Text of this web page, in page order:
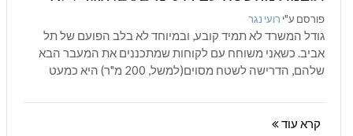
תמיד קובע
פורסם ע"י רועי נגר
גודל המשרד לא תמיד קובע, ובמיוחד לא בלב הפועם של תל
אביב. כשאני משוחח עם לקוחות שמתכננים את המעבר הבא
שלהם, הדרישה לשטח מסוים(למשל, 200 מ"ר) היא כמעט
קרא עוד